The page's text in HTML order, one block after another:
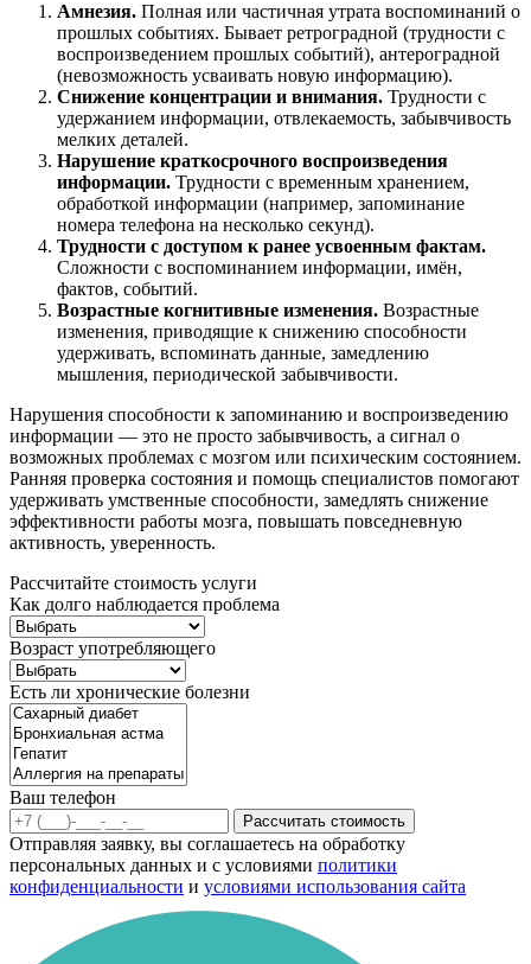
Амнезия. Полная или частичная утрата воспоминаний о
прошлых событиях. Бывает ретроградной (трудности с
воспроизведением прошлых событий), антероградной
(невозможность усваивать новую информацию).
Снижение концентрации и внимания. Трудности с
удержанием информации, отвлекаемость, забывчивость
мелких деталей.
Нарушение краткосрочного воспроизведения
информации. Трудности с временным хранением,
обработкой информации (например, запоминание
номера телефона на несколько секунд).
Трудности с доступом к ранее усвоенным фактам.
Сложности с воспоминанием информации, имён,
фактов, событий.
Возрастные когнитивные изменения. Возрастные
изменения, приводящие к снижению способности
удерживать, вспоминать данные, замедлению
мышления, периодической забывчивости.
Нарушения способности к запоминанию и воспроизведению
информации — это не просто забывчивость, а сигнал о
возможных проблемах с мозгом или психическим состоянием.
Ранняя проверка состояния и помощь специалистов помогают
удерживать умственные способности, замедлять снижение
эффективности работы мозга, повышать повседневную
активность, уверенность.
Рассчитайте стоимость услуги
Как долго наблюдается проблема
Возраст употребляющего
Есть ли хронические болезни
Ваш телефон
Рассчитать стоимость
Отправляя заявку, вы соглашаетесь на обработку
персональных данных и с условиями политики
конфиденциальности и условиями использования сайта